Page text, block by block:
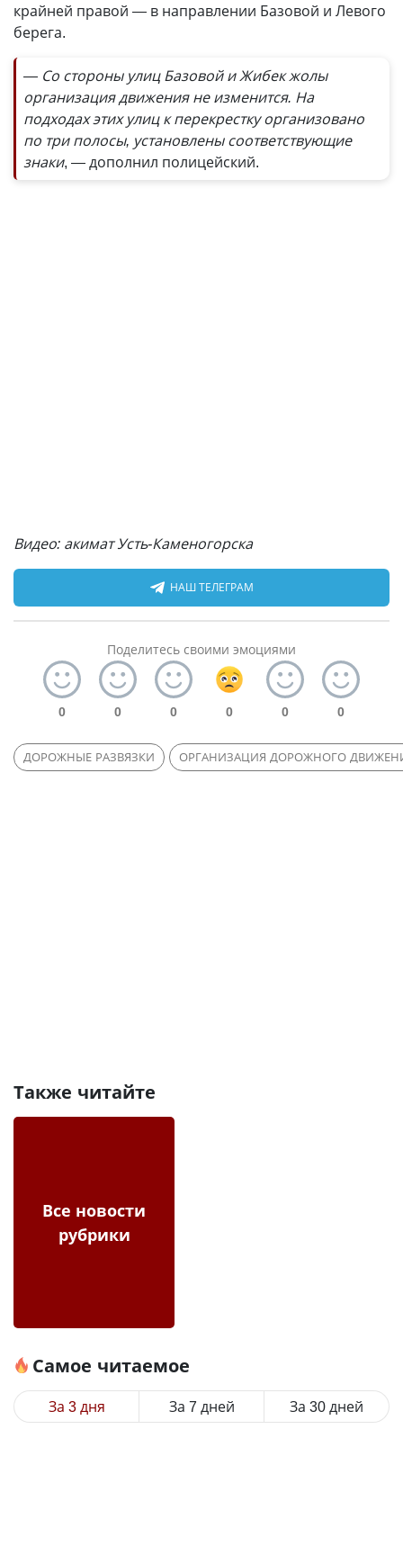
крайней правой — в направлении Базовой и Левого
берега.
— Со стороны улиц Базовой и Жибек жолы
организация движения не изменится. На
подходах этих улиц к перекрестку организовано
по три полосы, установлены соответствующие
знаки, — дополнил полицейский.
Видео: акимат Усть-Каменогорска
НАШ ТЕЛЕГРАМ
Поделитесь своими эмоциями
0 0 0 0 0 0
ДОРОЖНЫЕ РАЗВЯЗКИ ОРГАНИЗАЦИЯ ДОРОЖНОГО
Также читайте
Все новости
рубрики
Самое читаемое
За 3 дня За 7 дней За 30 дней